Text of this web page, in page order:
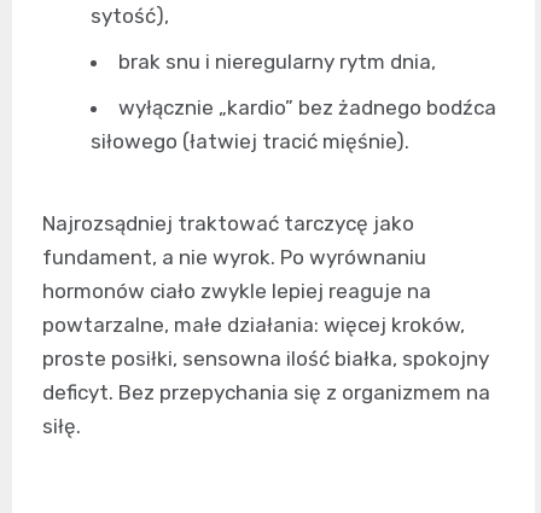
sytość),
brak snu i nieregularny rytm dnia,
wyłącznie „kardio” bez żadnego bodźca
siłowego (łatwiej tracić mięśnie).
Najrozsądniej traktować tarczycę jako
fundament, a nie wyrok. Po wyrównaniu
hormonów ciało zwykle lepiej reaguje na
powtarzalne, małe działania: więcej kroków,
proste posiłki, sensowna ilość białka, spokojny
deficyt. Bez przepychania się z organizmem na
siłę.